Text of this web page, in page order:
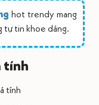
hot trendy mang
tự tin khoe dáng.
tính